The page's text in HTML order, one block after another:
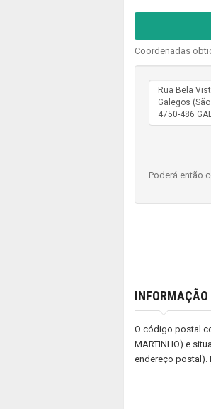
Coordenadas
Poderá então
O código postal
MARTINHO) e
endereço postal).